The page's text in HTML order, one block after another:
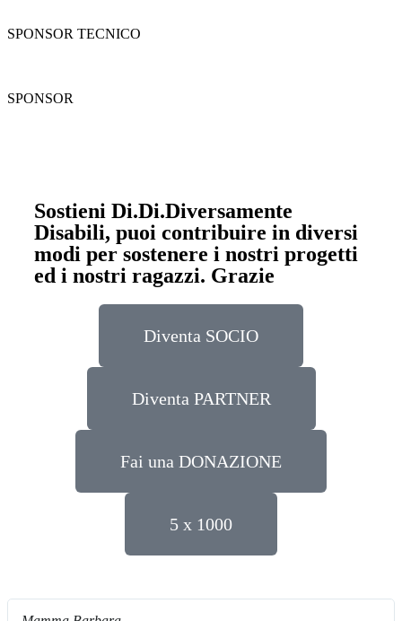
SPONSOR TECNICO
SPONSOR
Sostieni Di.Di.Diversamente
Disabili, puoi contribuire in diversi
modi per sostenere i nostri progetti
ed i nostri ragazzi. Grazie
Diventa SOCIO
Diventa PARTNER
Fai una DONAZIONE
5 x 1000